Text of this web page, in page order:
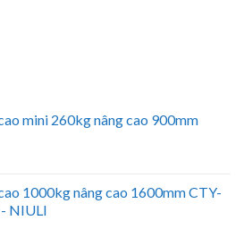
mini 260kg nâng cao 900mm
1000kg nâng cao 1600mm CTY-
NIULI